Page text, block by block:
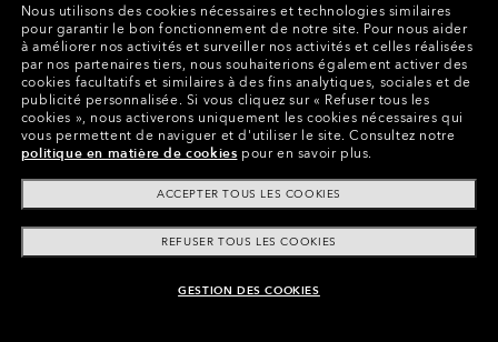
AJOUTER AU PANIER
Couleurs (23) VerresPrizm Snow Black Iridium,
SangleB1b Jade Carafe
Payer par tranche
Nous utilisons des cookies nécessaires et technologies similaires
pour garantir le bon fonctionnement de notre site. Pour nous aider
à améliorer nos activités et surveiller nos activités et celles réalisées
par nos partenaires tiers, nous souhaiterions également activer des
cookies facultatifs et similaires à des fins analytiques, sociales et de
publicité personnalisée. Si vous cliquez sur « Refuser tous les
cookies », nous activerons uniquement les cookies nécessaires qui
vous permettent de naviguer et d'utiliser le site. Consultez notre
politique en matière de cookies pour en savoir plus.
ACCEPTER TOUS LES COOKIES
REFUSER TOUS LES COOKIES
GESTION DES COOKIES
de Confidentialitépour plus d’informations).
INSCRIVEZ-VOUS